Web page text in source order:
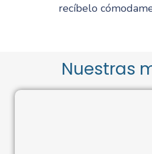
recíbelo
Nuestras